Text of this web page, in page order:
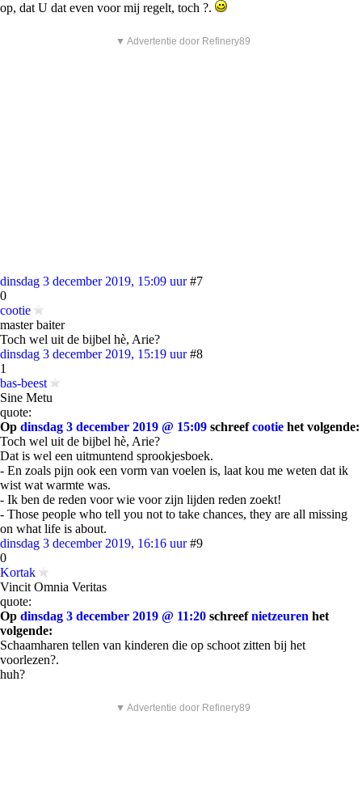
op, dat U dat even voor mij regelt, toch ?.
▼ Advertentie door Refinery89
dinsdag 3 december 2019, 15:09 uur #7
0
cootie
master baiter
Toch wel uit de bijbel hè, Arie?
dinsdag 3 december 2019, 15:19 uur #8
1
bas-beest
Sine Metu
quote:
Op dinsdag 3 december 2019 @ 15:09 schreefcootie het volgende:
Toch wel uit de bijbel hè, Arie?
Dat is wel een uitmuntend sprookjesboek.
- En zoals pijn ook een vorm van voelen is, laat kou me weten dat ik
wist wat warmte was.
- Ik ben de reden voor wie voor zijn lijden reden zoekt!
- Those people who tell you not to take chances, they are all missing
on what life is about.
dinsdag 3 december 2019, 16:16 uur #9
0
Kortak
Vincit Omnia Veritas
quote:
Op dinsdag 3 december 2019 @ 11:20 schreefnietzeuren het
volgende:
Schaamharen tellen van kinderen die op schoot zitten bij het
voorlezen?.
huh?
▼ Advertentie door Refinery89